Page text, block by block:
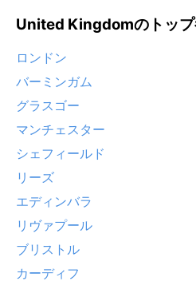
United Kingdomのトッ
ロンドン
バーミンガム
グラスゴー
マンチェスター
シェフィールド
リーズ
エディンバラ
リヴァプール
ブリストル
カーディフ